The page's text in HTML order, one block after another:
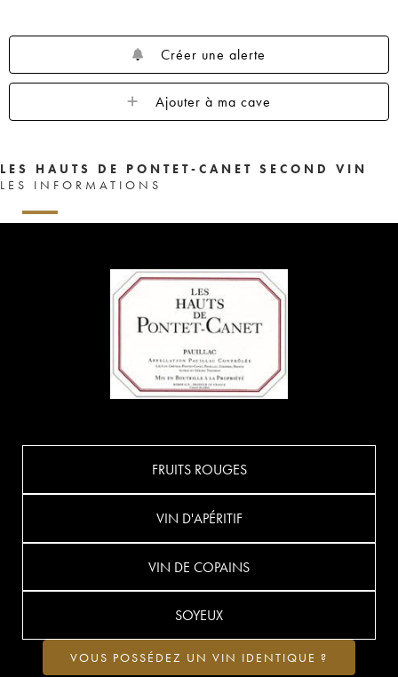
Créer une alerte
Ajouter à ma cave
LES HAUTS DE PONTET-CANET SECOND VIN
LES INFORMATIONS
FRUITS ROUGES
VIN D'APÉRITIF
VIN DE COPAINS
SOYEUX
VOUS POSSÉDEZ UN VIN IDENTIQUE ?